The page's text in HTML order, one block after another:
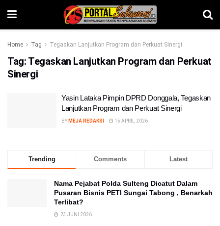
Home Tag Tegaskan Lanjutkan Program dan Perkuat Sinergi
Tag: Tegaskan Lanjutkan Program dan Perkuat
Sinergi
Yasin Lataka Pimpin DPRD Donggala, Tegaskan
Lanjutkan Program dan Perkuat Sinergi
BY MEJA REDAKSI 15 APRIL 2026
Trending Comments Latest
Nama Pejabat Polda Sulteng Dicatut Dalam
Pusaran Bisnis PETI Sungai Tabong , Benarkah
Terlibat?
23 JUNI 2026